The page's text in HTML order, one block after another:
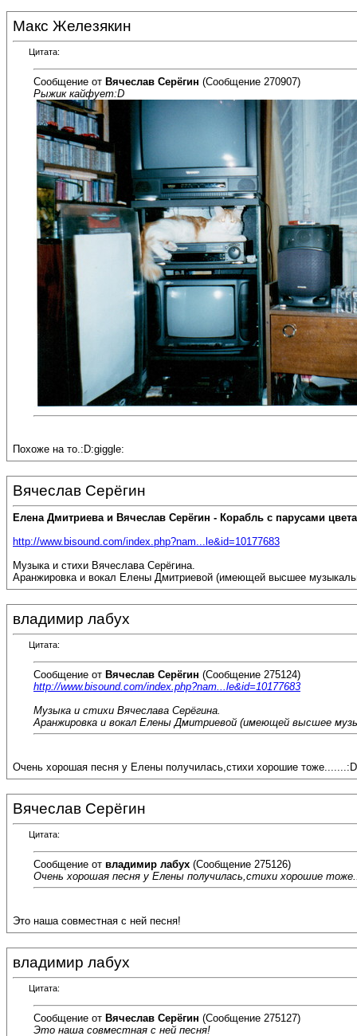
Макс Железякин
Цитата:
Сообщение от Вячеслав Серёгин (Сообщение 270907)
Рыжик кайфует:D
Похоже на то.:D:giggle:
Вячеслав Серёгин
Елена Дмитриева и Вячеслав Серёгин - Корабль с парусами
http://www.bisound.com/index.php?nam...le&id=10177683
Музыка и стихи Вячеслава Серёгина.
Аранжировка и вокал Елены Дмитриевой (имеющей высшее
владимир лабух
Цитата:
Сообщение от Вячеслав Серёгин (Сообщение 275124)
http://www.bisound.com/index.php?nam...le&id=10177683
Музыка и стихи Вячеслава Серёгина.
Аранжировка и вокал Елены Дмитриевой (имеющей высшее
Очень хорошая песня у Елены получилась,стихи хорошие тоже.......:D
Вячеслав Серёгин
Цитата:
Сообщение от владимир лабух (Сообщение 275126)
Очень хорошая песня у Елены получилась,стихи хорошие
Это наша совместная с ней песня!
владимир лабух
Цитата:
Сообщение от Вячеслав Серёгин (Сообщение 275127)
Это наша совместная с ней песня!